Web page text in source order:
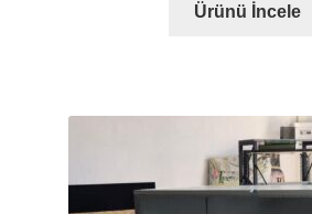
Ürünü İncele